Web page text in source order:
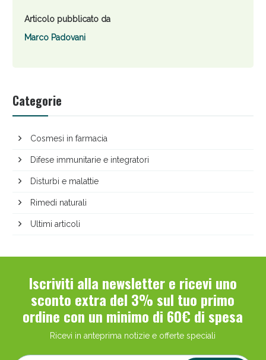
Categorie
Cosmesi in farmacia
Difese immunitarie e integratori
Disturbi e malattie
Rimedi naturali
Ultimi articoli
Articolo pubblicato da
Marco Padovani
Iscriviti alla newsletter e ricevi uno
sconto extra del 3% sul tuo primo
ordine con un minimo di 60€ di spesa
Ricevi in anteprima notizie e offerte speciali